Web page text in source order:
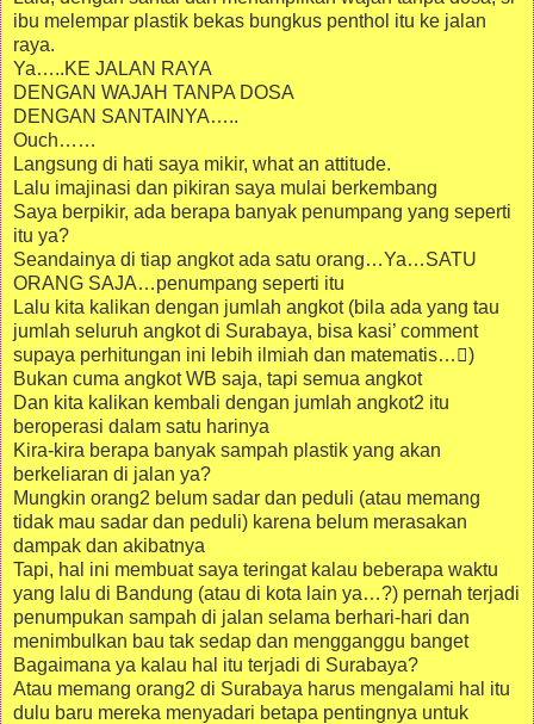
ibu melempar plastik bekas bungkus penthol itu ke jalan
raya.
Ya…..KE JALAN RAYA
DENGAN WAJAH TANPA DOSA
DENGAN SANTAINYA…..
Ouch……
Langsung di hati saya mikir, what an attitude.
Lalu imajinasi dan pikiran saya mulai berkembang
Saya berpikir, ada berapa banyak penumpang yang seperti
itu ya?
Seandainya di tiap angkot ada satu orang…Ya…SATU
ORANG SAJA…penumpang seperti itu
Lalu kita kalikan dengan jumlah angkot (bila ada yang tau
jumlah seluruh angkot di Surabaya, bisa kasi’ comment
supaya perhitungan ini lebih ilmiah dan matematis…)
Bukan cuma angkot WB saja, tapi semua angkot
Dan kita kalikan kembali dengan jumlah angkot2 itu
beroperasi dalam satu harinya
Kira-kira berapa banyak sampah plastik yang akan
berkeliaran di jalan ya?
Mungkin orang2 belum sadar dan peduli (atau memang
tidak mau sadar dan peduli) karena belum merasakan
dampak dan akibatnya
Tapi, hal ini membuat saya teringat kalau beberapa waktu
yang lalu di Bandung (atau di kota lain ya…?) pernah terjadi
penumpukan sampah di jalan selama berhari-hari dan
menimbulkan bau tak sedap dan mengganggu banget
Bagaimana ya kalau hal itu terjadi di Surabaya?
Atau memang orang2 di Surabaya harus mengalami hal itu
dulu baru mereka menyadari betapa pentingnya untuk